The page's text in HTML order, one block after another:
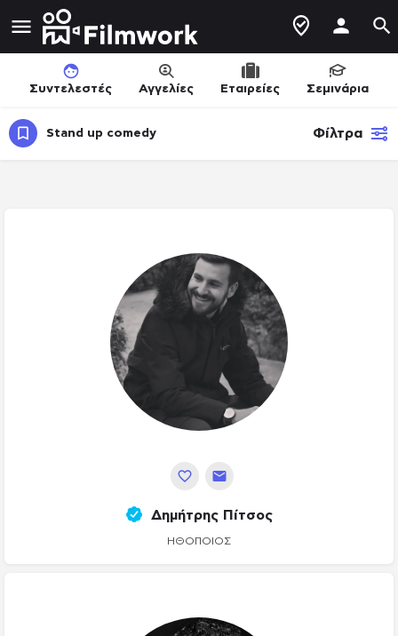
Συντελεστές Αγγελίες Εταιρείες Σεμινάρια
Stand up comedy Φίλτρα
Δημήτρης Πίτσος
ΗΘΟΠΟΙΌΣ